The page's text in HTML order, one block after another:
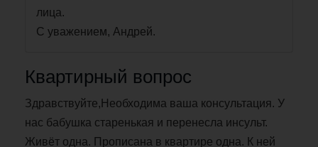
лица.
С уважением, Андрей.
Квартирный вопрос
Здравствуйте,Необходима ваша консультация. У
нас бабушка старенькая и перенесла инсульт.
Живёт одна. Прописана в квартире одна. К ней